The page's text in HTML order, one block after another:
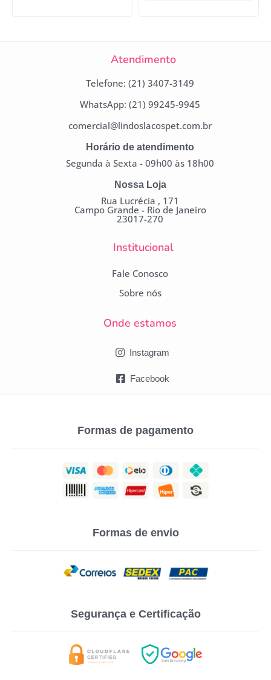
Atendimento
Telefone: (21) 3407-3149
WhatsApp: (21) 99245-9945
comercial@lindoslacospet.com.br
Horário de atendimento
Segunda à Sexta - 09h00 às 18h00
Nossa Loja
Rua Lucrécia , 171
Campo Grande - Rio de Janeiro
23017-270
Institucional
Fale Conosco
Sobre nós
Onde estamos
Instagram
Facebook
Formas de pagamento
Formas de envio
Segurança e Certificação